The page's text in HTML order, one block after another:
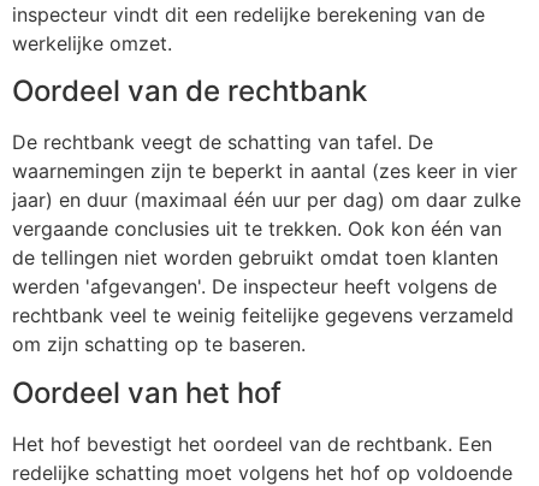
inspecteur vindt dit een redelijke berekening van de
werkelijke omzet.
Oordeel van de rechtbank
De rechtbank veegt de schatting van tafel. De
waarnemingen zijn te beperkt in aantal (zes keer in vier
jaar) en duur (maximaal één uur per dag) om daar zulke
vergaande conclusies uit te trekken. Ook kon één van
de tellingen niet worden gebruikt omdat toen klanten
werden 'afgevangen'. De inspecteur heeft volgens de
rechtbank veel te weinig feitelijke gegevens verzameld
om zijn schatting op te baseren.
Oordeel van het hof
Het hof bevestigt het oordeel van de rechtbank. Een
redelijke schatting moet volgens het hof op voldoende